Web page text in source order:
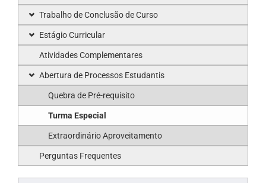
Trabalho de Conclusão de Curso
Estágio Curricular
Atividades Complementares
Abertura de Processos Estudantis
Quebra de Pré-requisito
Turma Especial
Extraordinário Aproveitamento
Perguntas Frequentes